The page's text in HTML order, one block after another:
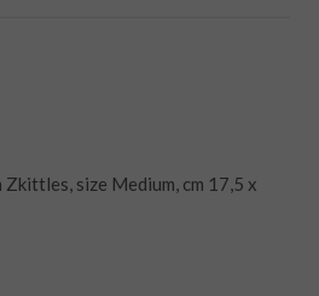
size Medium, cm 17,5 x